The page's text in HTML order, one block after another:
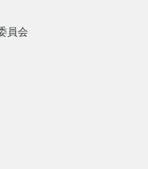
員会